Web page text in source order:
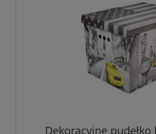
Dekoracyjne pudełko